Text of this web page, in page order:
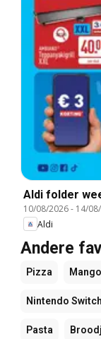
Aldi folder
10/08/2026- 14/
Aldi
Andere
Pizza Mango
Nintendo Switch
Pasta